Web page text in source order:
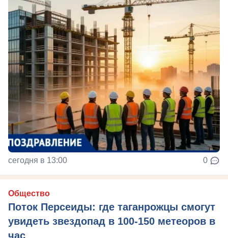
сегодня в 13:00 0
Общество
Поток Персеиды: где таганрожцы смогут
увидеть звездопад в 100-150 метеоров в
час